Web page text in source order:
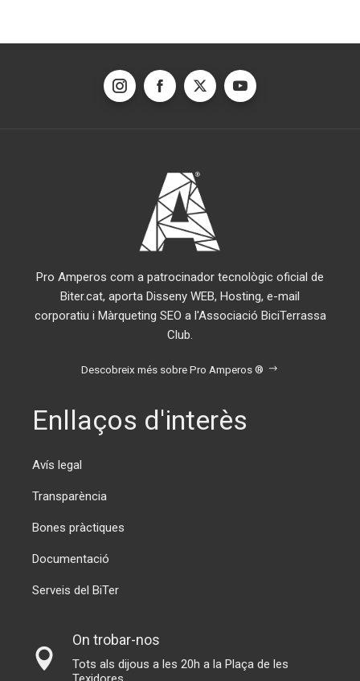
Pro Amperos com a patrocinador tecnològic oficial de
Biter.cat, aporta Disseny WEB, Hosting, e-mail
corporatiu i Màrqueting SEO a l'Associació BiciTerrassa
Club.
Descobreix més sobre Pro Amperos ®
Enllaços d'interès
Avís legal
Transparència
Bones pràctiques
Documentació
Serveis del BiTer
On trobar-nos
Tots als dijous a les 20h a la Plaça de les